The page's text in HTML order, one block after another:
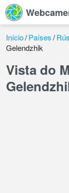
Início Países
Gelendzhik
Vista do